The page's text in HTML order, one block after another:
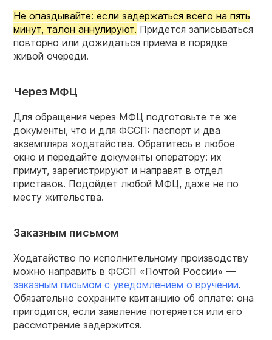
Не опаздывайте: если задержаться всего на пять
минут, талон аннулируют. Придется записываться
повторно или дожидаться приема в порядке
живой очереди.
Через МФЦ
Для обращения через МФЦ подготовьте те же
документы, что и для ФССП: паспорт и два
экземпляра ходатайства. Обратитесь в любое
окно и передайте документы оператору: их
примут, зарегистрируют и направят в отдел
приставов. Подойдет любой МФЦ, даже не по
месту жительства.
Заказным письмом
Ходатайство по исполнительному производству
можно направить в ФССП «Почтой России» —
заказным письмом с уведомлением о вручении.
Обязательно сохраните квитанцию об оплате: она
пригодится, если заявление потеряется или его
рассмотрение задержится.